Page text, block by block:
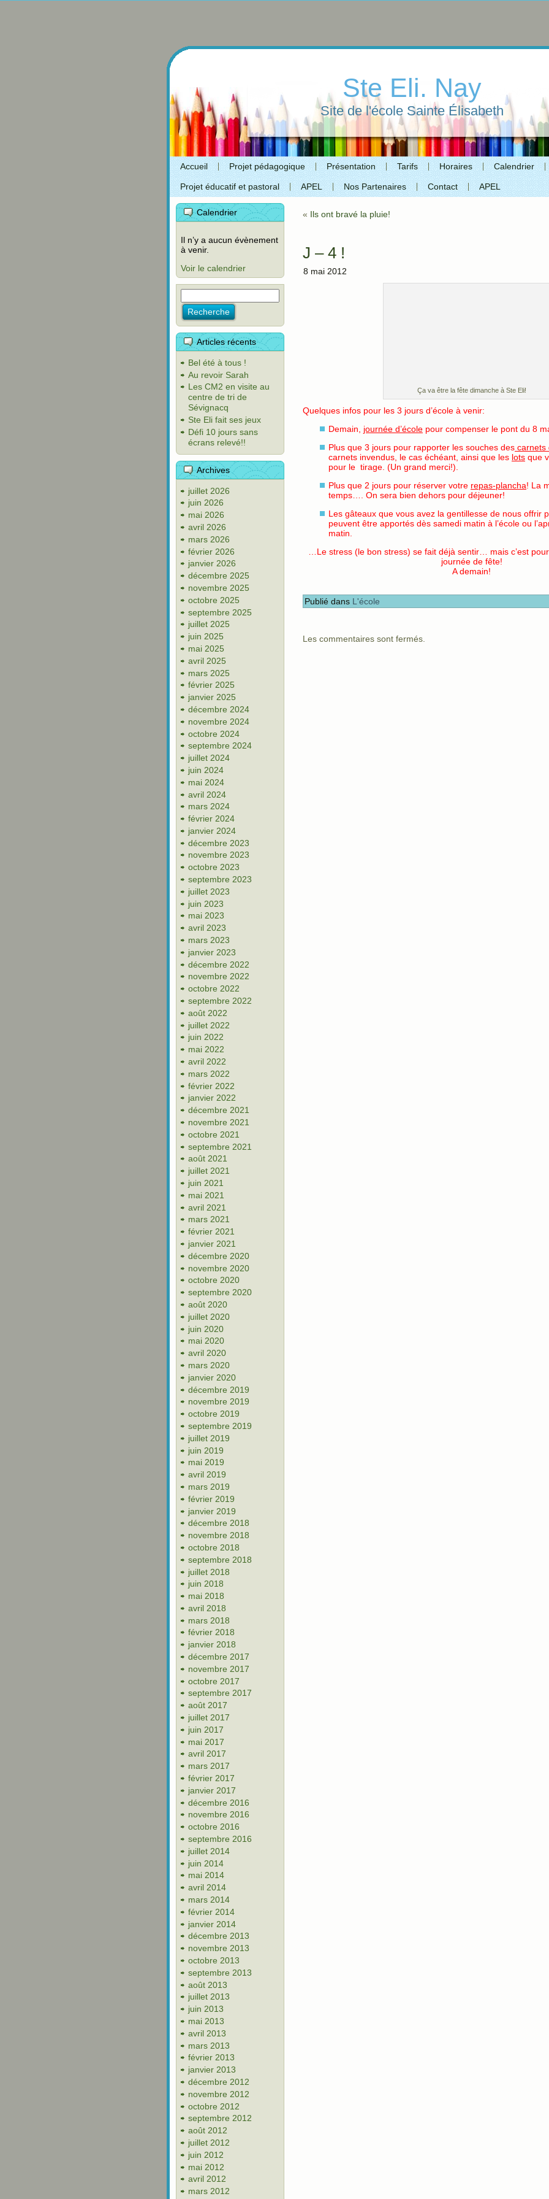
Ste Eli. Nay
Site de l'école Sainte Élisabeth
Accueil Projet pédagogique Présentation Tarifs Horaires Calendrier
Projet éducatif et pastoral APEL Nos Partenaires Contact APEL
Calendrier
Il n’y a aucun évènement
à venir.
Voir le calendrier
Articles récents
Bel été à tous !
Au revoir Sarah
Les CM2 en visite au
centre de tri de
Sévignacq
Ste Eli fait ses jeux
Défi 10 jours sans
écrans relevé!!
Archives
juillet 2026
juin 2026
mai 2026
avril 2026
mars 2026
février 2026
janvier 2026
décembre 2025
novembre 2025
octobre 2025
septembre 2025
juillet 2025
juin 2025
mai 2025
avril 2025
mars 2025
février 2025
janvier 2025
décembre 2024
novembre 2024
octobre 2024
septembre 2024
juillet 2024
juin 2024
mai 2024
avril 2024
mars 2024
février 2024
janvier 2024
décembre 2023
novembre 2023
octobre 2023
septembre 2023
juillet 2023
juin 2023
mai 2023
avril 2023
mars 2023
janvier 2023
décembre 2022
novembre 2022
octobre 2022
septembre 2022
août 2022
juillet 2022
juin 2022
mai 2022
avril 2022
mars 2022
février 2022
janvier 2022
décembre 2021
novembre 2021
octobre 2021
septembre 2021
août 2021
juillet 2021
juin 2021
mai 2021
avril 2021
mars 2021
février 2021
janvier 2021
décembre 2020
novembre 2020
octobre 2020
septembre 2020
août 2020
juillet 2020
juin 2020
mai 2020
avril 2020
mars 2020
janvier 2020
décembre 2019
novembre 2019
octobre 2019
septembre 2019
juillet 2019
juin 2019
mai 2019
avril 2019
mars 2019
février 2019
janvier 2019
décembre 2018
novembre 2018
octobre 2018
septembre 2018
juillet 2018
juin 2018
mai 2018
avril 2018
mars 2018
février 2018
janvier 2018
décembre 2017
novembre 2017
octobre 2017
septembre 2017
août 2017
juillet 2017
juin 2017
mai 2017
avril 2017
mars 2017
février 2017
janvier 2017
décembre 2016
novembre 2016
octobre 2016
septembre 2016
juillet 2014
juin 2014
mai 2014
avril 2014
mars 2014
février 2014
janvier 2014
décembre 2013
novembre 2013
octobre 2013
septembre 2013
août 2013
juillet 2013
juin 2013
mai 2013
avril 2013
mars 2013
février 2013
janvier 2013
décembre 2012
novembre 2012
octobre 2012
septembre 2012
août 2012
juillet 2012
juin 2012
mai 2012
avril 2012
mars 2012
« Ils ont bravé la pluie!
J – 4 !
8 mai 2012
Ça va être la fête dimanche à Ste Eli!
Quelques infos pour les 3 jours d’école à venir:
Demain, journée d’école pour compenser le pont du 8
Plus que 3 jours pour rapporter les souches des carnets
carnets invendus, le cas échéant, ainsi que les lots que
pour le tirage. (Un grand merci!).
Plus que 2 jours pour réserver votre repas-plancha! La
temps…. On sera bien dehors pour déjeuner!
Les gâteaux que vous avez la gentillesse de nous offrir
peuvent être apportés dès samedi matin à l’école ou
matin.
…Le stress (le bon stress) se fait déjà sentir… mais c’est
journée de fête!
A demain!
Publié dans L'école
Les commentaires sont fermés.